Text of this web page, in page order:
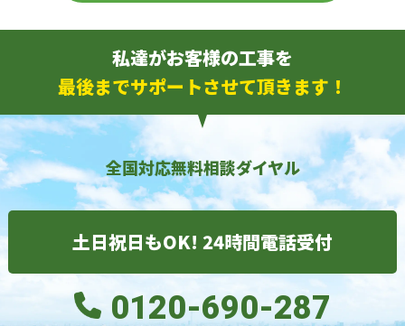
私達がお客様の工事を
最後までサポートさせて頂きます！
全国対応無料相談ダイヤル
土日祝日もOK! 24時間電話受付
0120-690-287